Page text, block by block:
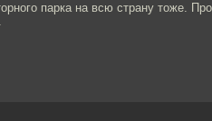
парка на всю страну тоже.